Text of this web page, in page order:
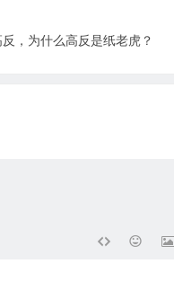
，为什么高反是纸老虎？